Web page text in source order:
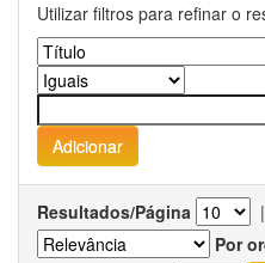
Utilizar filtros para refinar o
Resultados/Página |
Por